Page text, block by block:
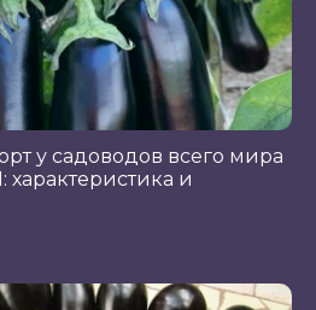
у садоводов всего мира
и